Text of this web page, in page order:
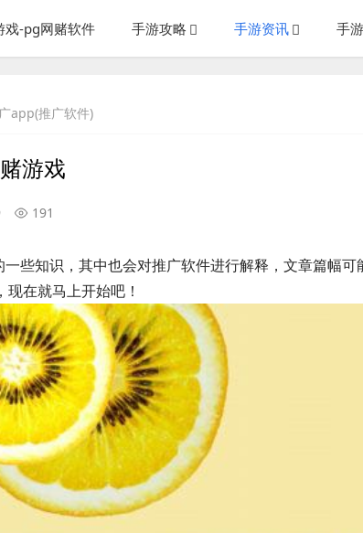
戏-pg网赌软件 手游攻略 手游资讯 手
app(推广软件)
游戏
191
些知识，其中也会对推广软件进行解释，文章篇幅可
在就马上开始吧！